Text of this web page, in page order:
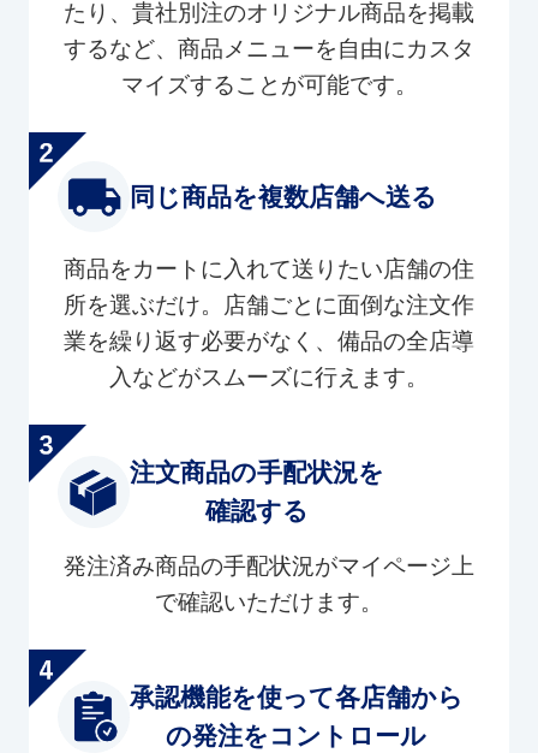
たり、貴社別注のオリジナル商品を掲載
するなど、商品メニューを自由にカスタ
マイズすることが可能です。
同じ商品を複数店舗へ送る
商品をカートに入れて送りたい店舗の住
所を選ぶだけ。店舗ごとに面倒な注文作
業を繰り返す必要がなく、備品の全店導
入などがスムーズに行えます。
注文商品の手配状況を
確認する
発注済み商品の手配状況がマイページ上
で確認いただけます。
承認機能を使って各店舗から
の発注をコントロール